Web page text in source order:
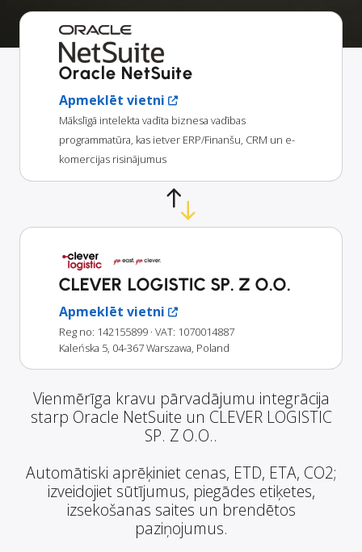
Oracle NetSuite
Apmeklēt vietni
Mākslīgā intelekta vadīta biznesa vadības
programmatūra, kas ietver ERP/Finanšu, CRM un e-
komercijas risinājumus
CLEVER LOGISTIC SP. Z O.O.
Apmeklēt vietni
Reg no: 142155899 · VAT: 1070014887
Kaleńska 5, 04-367 Warszawa, Poland
Vienmērīga kravu pārvadājumu integrācija
starp Oracle NetSuite un CLEVER LOGISTIC
SP. Z O.O..
Automātiski aprēķiniet cenas, ETD, ETA, CO2;
izveidojiet sūtījumus, piegādes etiķetes,
izsekošanas saites un brendētos
paziņojumus.